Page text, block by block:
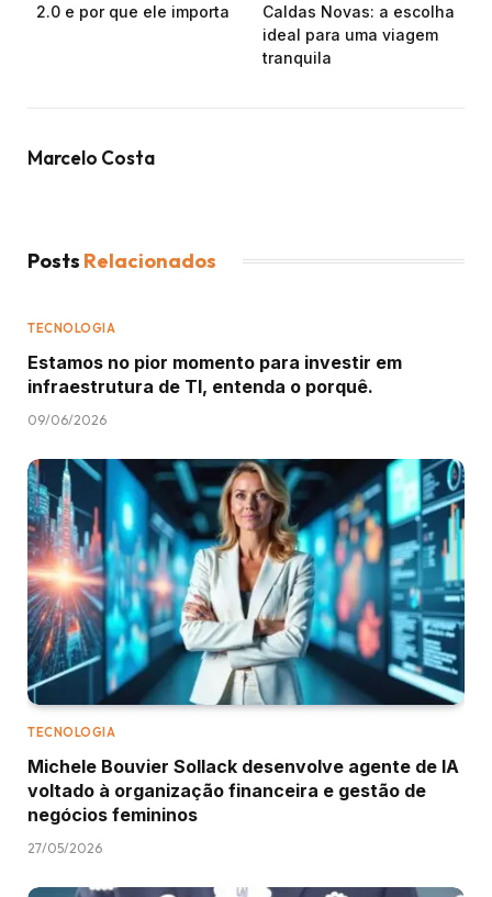
2.0 e por que ele importa
Caldas Novas: a escolha
ideal para uma viagem
tranquila
Marcelo Costa
Posts Relacionados
TECNOLOGIA
Estamos no pior momento para investir em
infraestrutura de TI, entenda o porquê.
09/06/2026
TECNOLOGIA
Michele Bouvier Sollack desenvolve agente de IA
voltado à organização financeira e gestão de
negócios femininos
27/05/2026